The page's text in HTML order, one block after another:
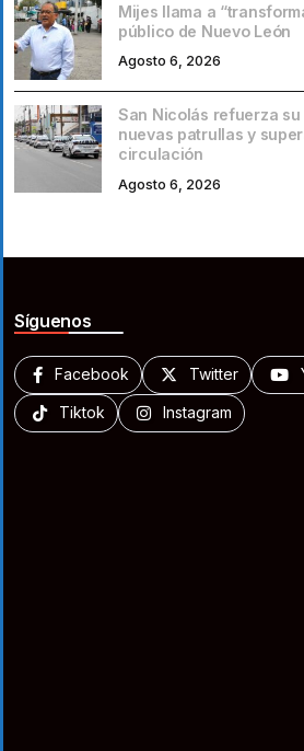
Mijes llama a
público de Nuevo León
Agosto 6, 2026
San Nicolás refuerza
nuevas patrullas y
circulación
Agosto 6, 2026
Síguenos
Facebook Twitter
Tiktok Instagram